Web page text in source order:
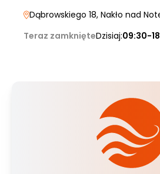
Dąbrowskiego 18, Nakło nad
Teraz zamknięteDzisiaj:09:30-